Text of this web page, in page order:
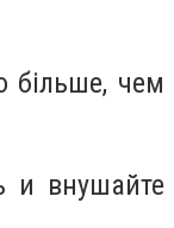
більше, чем
и внушайте